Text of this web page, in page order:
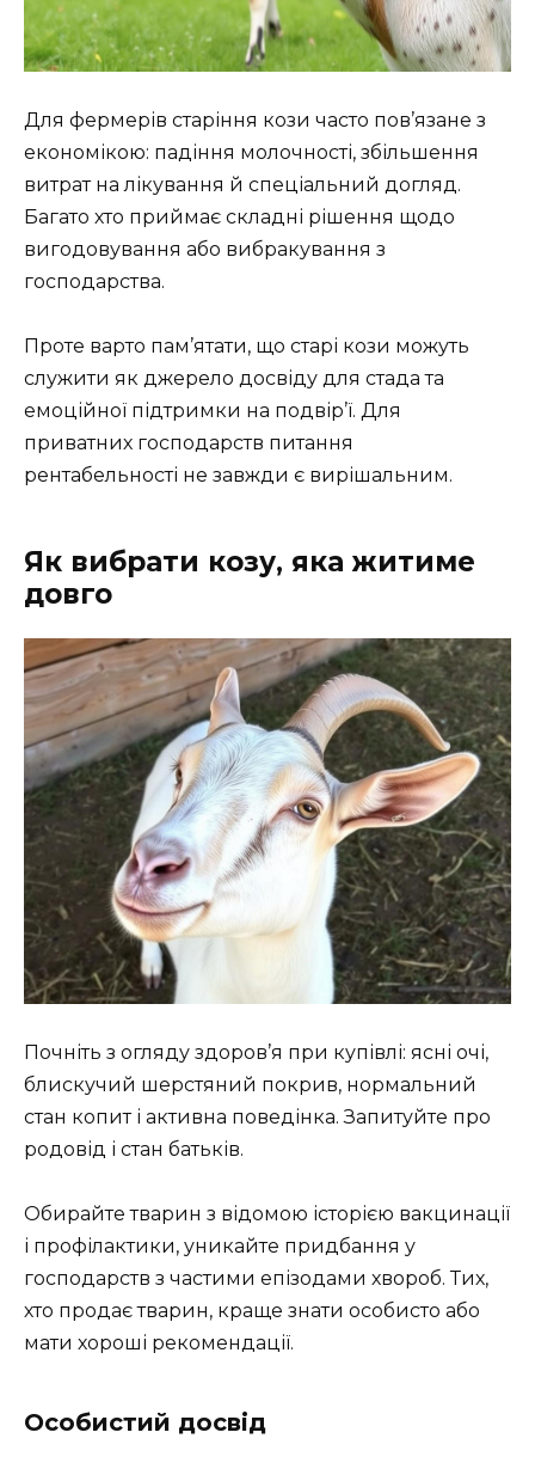
Для фермерів старіння кози часто пов’язане з
економікою: падіння молочності, збільшення
витрат на лікування й спеціальний догляд.
Багато хто приймає складні рішення щодо
вигодовування або вибракування з
господарства.
Проте варто пам’ятати, що старі кози можуть
служити як джерело досвіду для стада та
емоційної підтримки на подвір’ї. Для
приватних господарств питання
рентабельності не завжди є вирішальним.
Як вибрати козу, яка житиме
довго
Почніть з огляду здоров’я при купівлі: ясні очі,
блискучий шерстяний покрив, нормальний
стан копит і активна поведінка. Запитуйте про
родовід і стан батьків.
Обирайте тварин з відомою історією вакцинації
і профілактики, уникайте придбання у
господарств з частими епізодами хвороб. Тих,
хто продає тварин, краще знати особисто або
мати хороші рекомендації.
Особистий досвід